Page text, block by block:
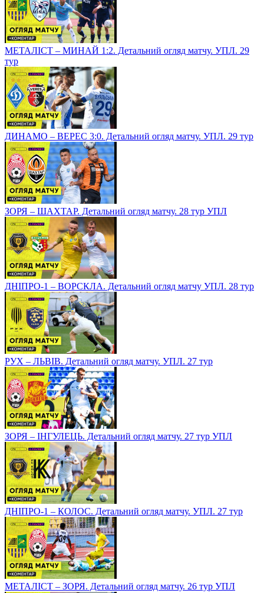
МЕТАЛІСТ – МИНАЙ 1:2. Детальний огляд матчу. УПЛ. 29
тур
ДИНАМО – ВЕРЕС 3:0. Детальний огляд матчу. УПЛ. 29 тур
ЗОРЯ – ШАХТАР. Детальний огляд матчу. 28 тур УПЛ
ДНІПРО-1 – ВОРСКЛА. Детальний огляд матчу УПЛ. 28 тур
РУХ – ЛЬВІВ. Детальний огляд матчу. УПЛ. 27 тур
ЗОРЯ – ІНГУЛЕЦЬ. Детальний огляд матчу. 27 тур УПЛ
ДНІПРО-1 – КОЛОС. Детальний огляд матчу. УПЛ. 27 тур
МЕТАЛІСТ – ЗОРЯ. Детальний огляд матчу. 26 тур УПЛ